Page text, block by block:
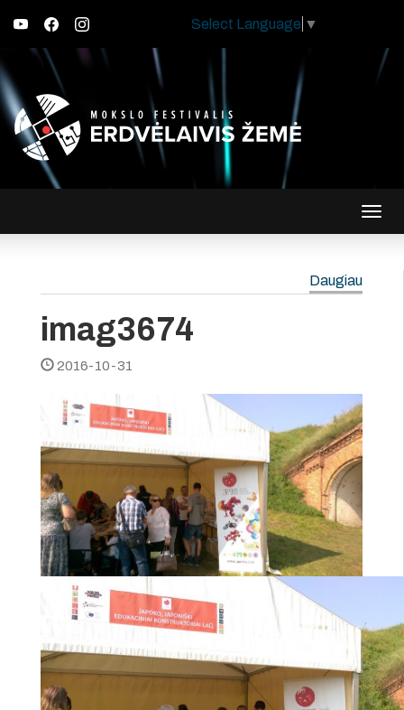
Select Language ▼
Daugiau
imag3674
2016-10-31